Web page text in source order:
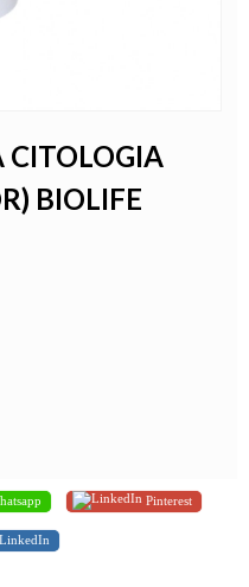
CITOLOGIA
BIOLIFE
Pinterest
LinkedIn